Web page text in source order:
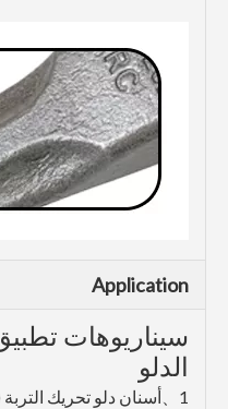
Application
سيناريوهات
الدلو
1、أسنان دلو تحريك